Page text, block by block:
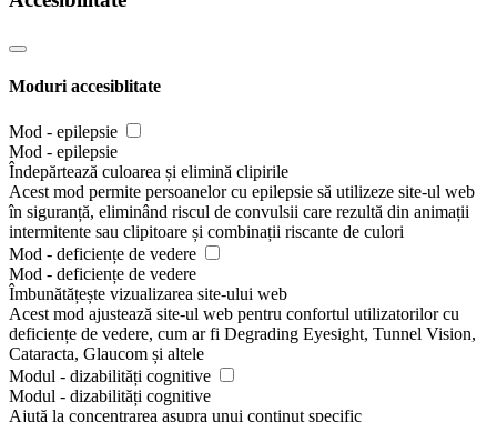
Moduri accesiblitate
Mod - epilepsie
Mod - epilepsie
Îndepărtează culoarea și elimină clipirile
Acest mod permite persoanelor cu epilepsie să utilizeze site-ul web
în siguranță, eliminând riscul de convulsii care rezultă din animații
intermitente sau clipitoare și combinații riscante de culori
Mod - deficiențe de vedere
Mod - deficiențe de vedere
Îmbunătățește vizualizarea site-ului web
Acest mod ajustează site-ul web pentru confortul utilizatorilor cu
deficiențe de vedere, cum ar fi Degrading Eyesight, Tunnel Vision,
Cataracta, Glaucom și altele
Modul - dizabilități cognitive
Modul - dizabilități cognitive
Ajută la concentrarea asupra unui conținut specific